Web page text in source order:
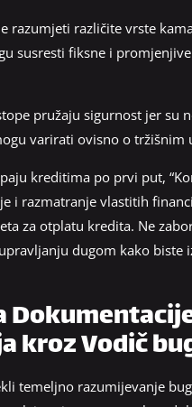
razumjeti različite vrste
susresti fiksne i
pružaju sigurnost jer
varirati ovisno o tržišnim
kreditima po prvi put,
i razmatranje vlastitih
za otplatu kredita. Ne
dugom kako biste
kroz Vodič
temeljno razumijevanje